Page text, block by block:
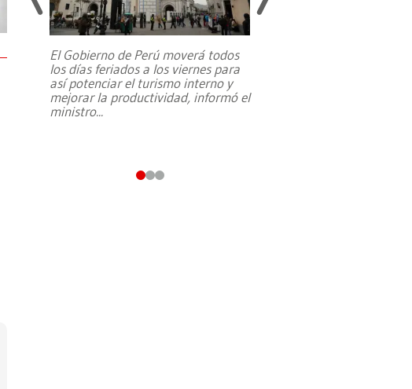
El Gobierno de Perú moverá todos
los días feriados a los viernes para
así potenciar el turismo interno y
mejorar la productividad, informó el
ministro...